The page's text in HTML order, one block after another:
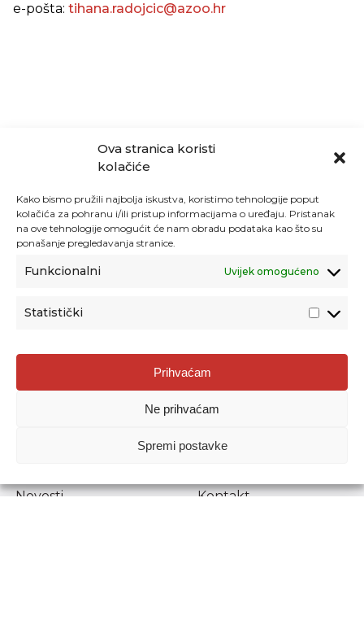
Ova stranica koristi
kolačiće
Kako bismo pružili najbolja iskustva, koristimo tehnologije poput
kolačića za pohranu i/ili pristup informacijama o uređaju. Pristanak
na ove tehnologije omogućit će nam obradu podataka kao što su
ponašanje pregledavanja stranice.
Funkcionalni Uvijek omogućeno
Statistički
Prihvaćam
Ne prihvaćam
Spremi postavke
e-pošta: tihana.radojcic@azoo.hr
Agencija za odgoj i obrazovanje
Donje Svetice 38, 10000 Zagreb
1778129
Prenošenje sadržaja dopušteno je uz navođenje izvora.
Novosti
Kontakt